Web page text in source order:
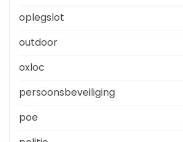
oplegslot
outdoor
oxloc
persoonsbeveiliging
poe